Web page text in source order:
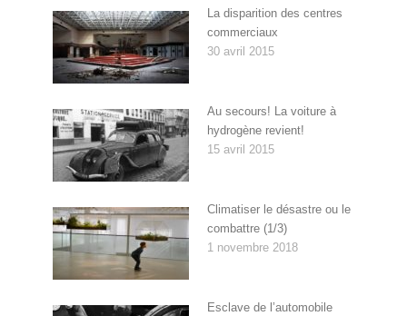
La disparition des centres
commerciaux
30 avril 2015
Au secours! La voiture à
hydrogène revient!
15 avril 2015
Climatiser le désastre ou le
combattre (1/3)
1 novembre 2018
Esclave de l’automobile